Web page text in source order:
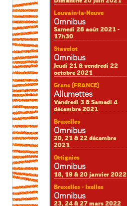
Louvain-la-Neuve
Omnibus
Samedi 28 août 2021 -
17h30
Stavelot
Omnibus
Jeudi 21 & vendredi 22
octobre 2021
Grans (FRANCE)
Allumettes
Vendredi 3 & Samedi 4
décembre 2021
Bruxelles
Omnibus
20, 21 & 22 décembre
2021
Ottignies
Omnibus
18, 19 & 20 janvier 2022
Bruxelles - Ixelles
Omnibus
23, 24 & 27 mars 2022